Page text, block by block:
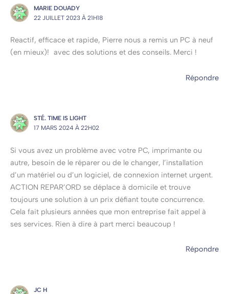
MARIE DOUADY
22 JUILLET 2023 À 21H18
Reactif, efficace et rapide, Pierre nous a remis un PC à neuf
(en mieux)! avec des solutions et des conseils. Merci !
Répondre
STÉ. TIME IS LIGHT
17 MARS 2024 À 22H02
Si vous avez un problème avec votre PC, imprimante ou
autre, besoin de le réparer ou de le changer, l’installation
d’un matériel ou d’un logiciel, de connexion internet urgent.
ACTION REPAR’ORD se déplace à domicile et trouve
toujours une solution à un prix défiant toute concurrence.
Cela fait plusieurs années que mon entreprise fait appel à
ses services. Rien à dire à part merci beaucoup !
Répondre
JC H